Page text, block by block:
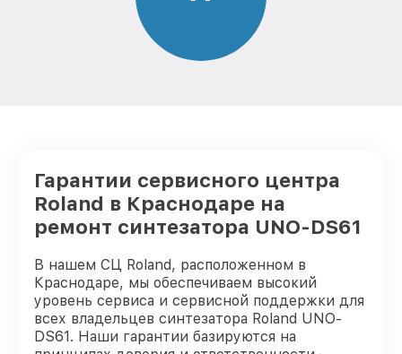
Гарантии сервисного центра
Roland в Краснодаре на
ремонт синтезатора UNO-DS61
В нашем СЦ Roland, расположенном в
Краснодаре, мы обеспечиваем высокий
уровень сервиса и сервисной поддержки для
всех владельцев синтезатора Roland UNO-
DS61. Наши гарантии базируются на